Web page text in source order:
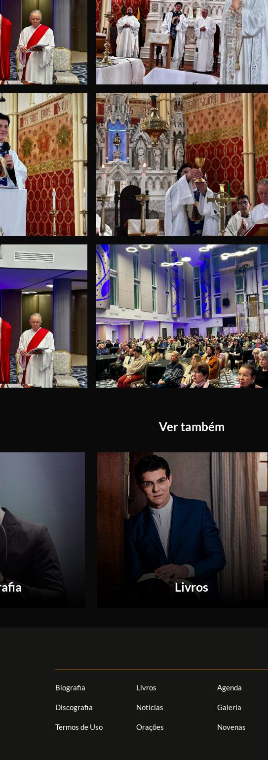
Ver também
Livros
Biografia Livros Agenda
Discografia Notícias Galeria
Termos de Uso Orações Novenas